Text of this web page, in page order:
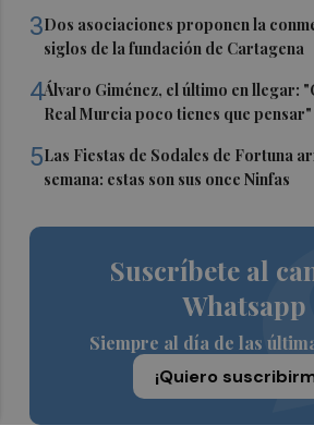
3Dos asociaciones proponen la
siglos de la fundación de Cartagena
4Álvaro Giménez, el último en llegar:
Real Murcia poco tienes que pensar"
5Las Fiestas de Sodales de Fortuna
semana: estas son sus once Ninfas
Suscríbete al
Whatsapp
Siempre al día de las
¡Quiero